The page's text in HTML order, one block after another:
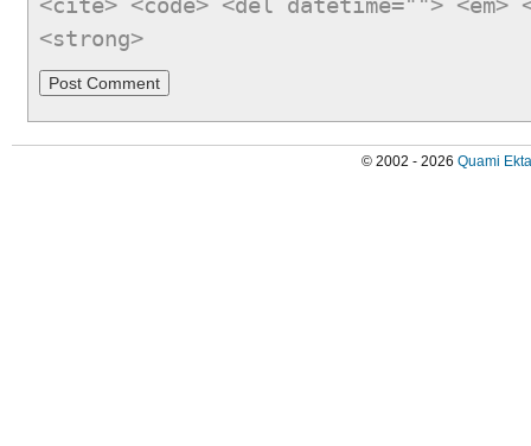
<strong>
© 2002 - 2026 Quami